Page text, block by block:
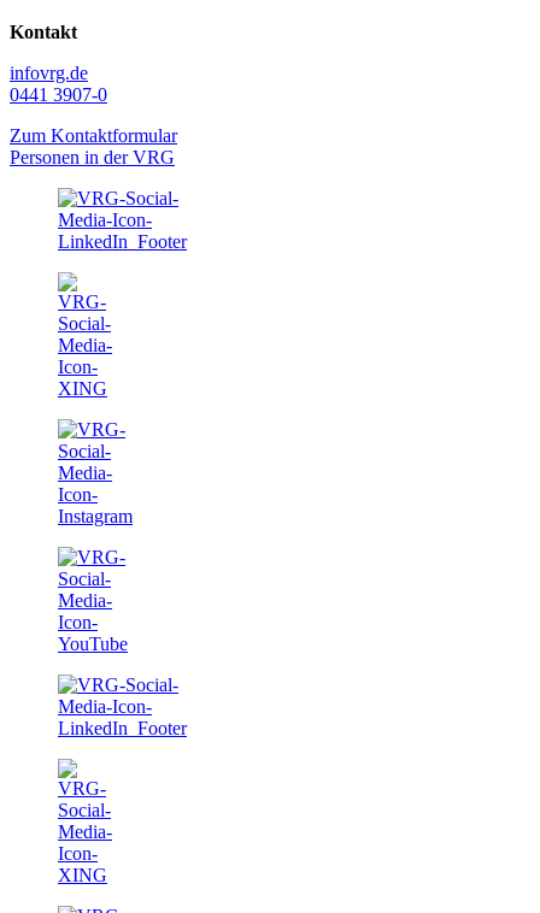
Kontakt
infovrg.de
0441 3907-0
Zum Kontaktformular
Personen in der VRG